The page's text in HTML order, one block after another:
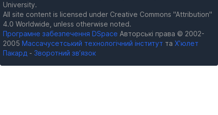
University.
All site content is licensed under Creative Commons "Attribution"
4.0 Worldwide, unless otherwise noted.
Програмне забезпечення DSpace Авторські права © 2002-
2005 Массачусетський технологічний інститут та Х’юлет
Пакард - Зворотний зв’язок